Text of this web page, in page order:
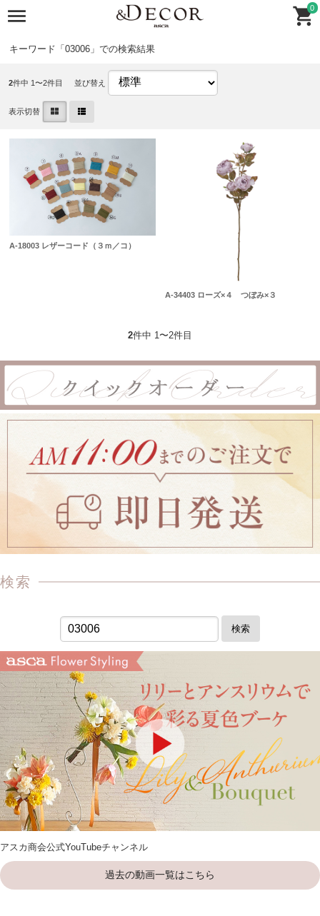
0
キーワード「03006」での検索結果
2件中 1〜2件目 並び替え
表示切替
A-18003 レザーコード（３ｍ／コ）
A-34403 ローズ×４ つぼみ×３
2件中 1〜2件目
検索
検索
アスカ商会公式YouTubeチャンネル
過去の動画一覧はこちら